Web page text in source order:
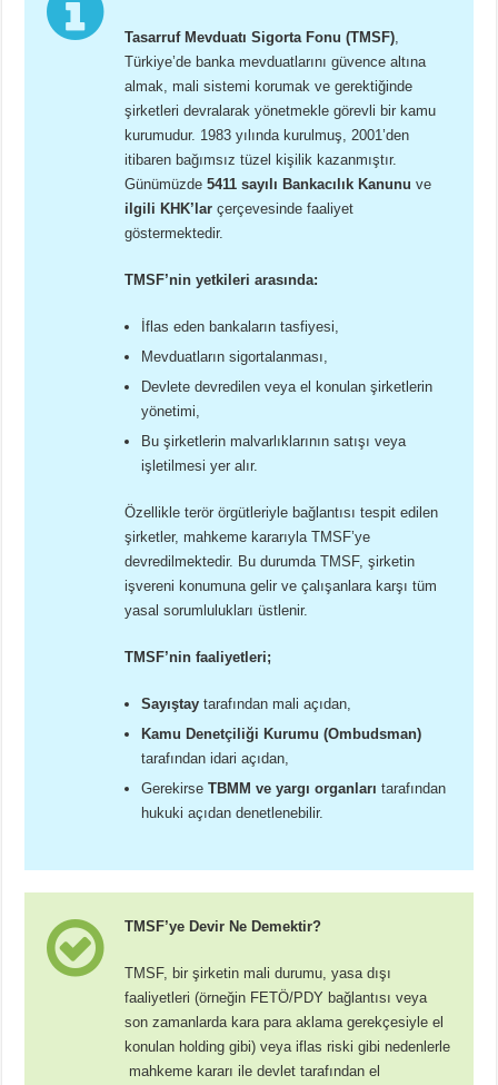
Tasarruf Mevduatı Sigorta Fonu (TMSF)
Türkiye’de banka mevduatlarını güvence altına
almak, mali sistemi korumak ve gerektiğinde
şirketleri devralarak yönetmekle görevli bir kamu
kurumudur. 1983 yılında kurulmuş, 2001’den
itibaren bağımsız tüzel kişilik kazanmıştır.
Günümüzde5411 sayılı Bankacılık Kanunu ve
ilgili KHK’lar çerçevesinde faaliyet
göstermektedir.
TMSF’nin yetkileri arasında:
İflas eden bankaların tasfiyesi,
Mevduatların sigortalanması,
Devlete devredilen veya el konulan şirketlerin
yönetimi,
Bu şirketlerin malvarlıklarının satışı veya
işletilmesi yer alır.
Özellikle terör örgütleriyle bağlantısı tespit edilen
şirketler, mahkeme kararıyla TMSF’ye
devredilmektedir. Bu durumda TMSF, şirketin
işvereni konumuna gelir ve çalışanlara karşı tüm
yasal sorumlulukları üstlenir.
TMSF’nin faaliyetleri;
Sayıştay tarafından mali açıdan,
Kamu Denetçiliği Kurumu (Ombudsman)
tarafından idari açıdan,
GerekirseTBMM ve yargı organları tarafından
hukuki açıdan denetlenebilir.
TMSF’ye Devir Ne Demektir?
TMSF, bir şirketin mali durumu, yasa dışı
faaliyetleri (örneğin FETÖ/PDY bağlantısı veya
son zamanlarda kara para aklama gerekçesiyle el
konulan holding gibi) veya iflas riski gibi nedenlerle
mahkeme kararı ile devlet tarafından el